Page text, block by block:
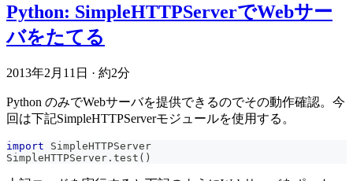
Python: SimpleHTTPServerでWebサー
バをたてる
2013年2月11日 · 約2分
Python のみでWebサーバを提供できるのでその動作確認。今
回は下記SimpleHTTPServerモジュールを使用する。
import SimpleHTTPServer
SimpleHTTPServer . test ( )